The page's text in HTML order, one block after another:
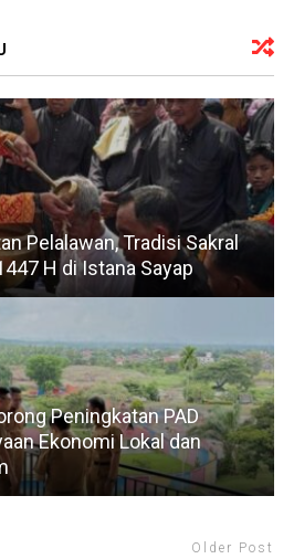
Pelalawan, Tradisi Sakral
H di Istana Sayap
Peningkatan PAD
Ekonomi Lokal dan
Older Post